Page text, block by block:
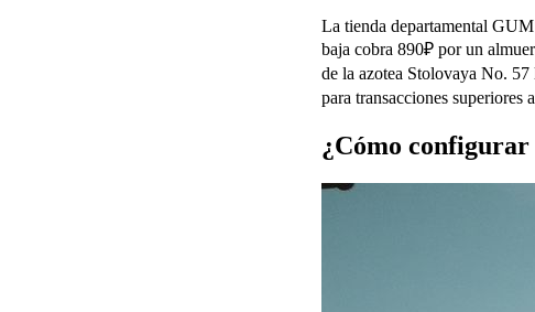
La tienda departamental
baja cobra 890₽ por un
de la azotea Stolovaya No.
para transacciones superiores
¿Cómo